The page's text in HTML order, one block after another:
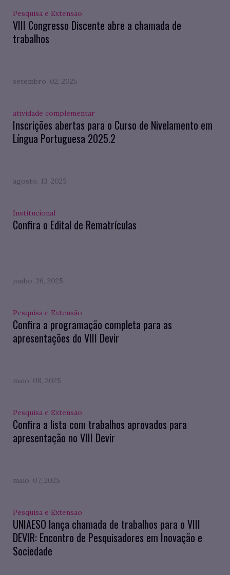
Pesquisa e Extensão
VIII Congresso Discente abre a chamada de
trabalhos
setembro. 02, 2025
atividade complementar
Inscrições abertas para o Curso de Nivelamento em
Língua Portuguesa 2025.2
agosto. 13, 2025
Institucional
Confira o Edital de Rematrículas
junho. 26, 2025
Pesquisa e Extensão
Confira a programação completa para as
apresentações do VIII Devir
maio. 08, 2025
Pesquisa e Extensão
Confira a lista com trabalhos aprovados para
apresentação no VIII Devir
maio. 07, 2025
Pesquisa e Extensão
UNIAESO lança chamada de trabalhos para o VIII
DEVIR: Encontro de Pesquisadores em Inovação e
Sociedade